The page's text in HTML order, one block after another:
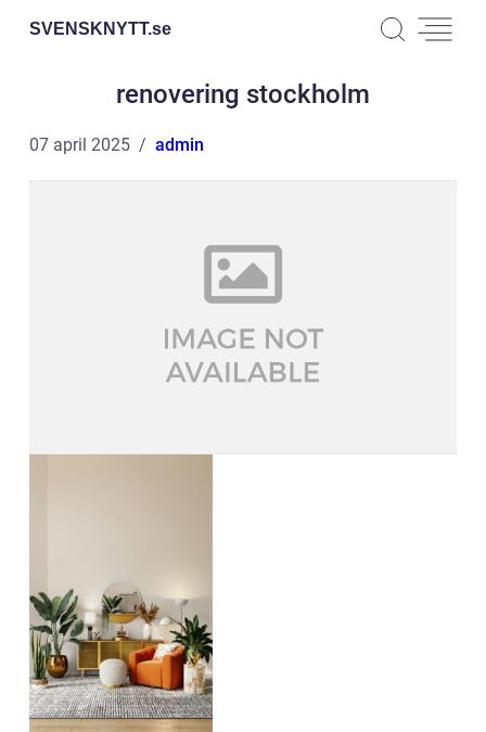
SVENSKNYTT.se
renovering stockholm
07 april 2025 admin